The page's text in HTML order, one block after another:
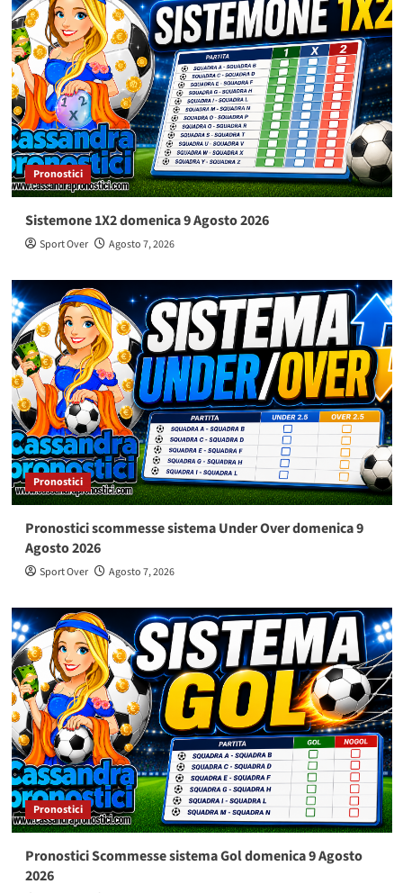
Pronostici
Sistemone 1X2 domenica 9 Agosto 2026
Sport Over Agosto 7, 2026
Pronostici
Pronostici scommesse sistema Under Over domenica 9
Agosto 2026
Sport Over Agosto 7, 2026
Pronostici
Pronostici Scommesse sistema Gol domenica 9 Agosto
2026